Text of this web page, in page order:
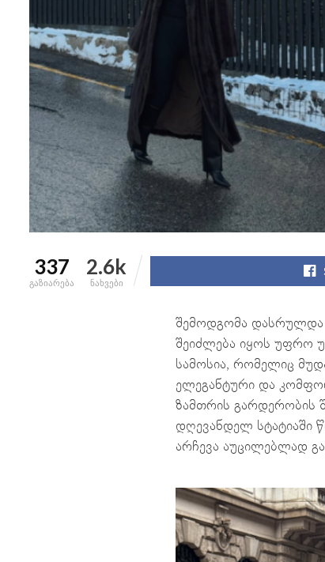
337
გაზიარება
2.6k
ნახვები
შემოდგომა დასრულდა
შეიძლება იყოს უფრო
სამოსია, რომელიც
ელეგანტური და
ზამთრის გარდერობის
დღევანდელ სტატიაში
არჩევა აუცილებლად